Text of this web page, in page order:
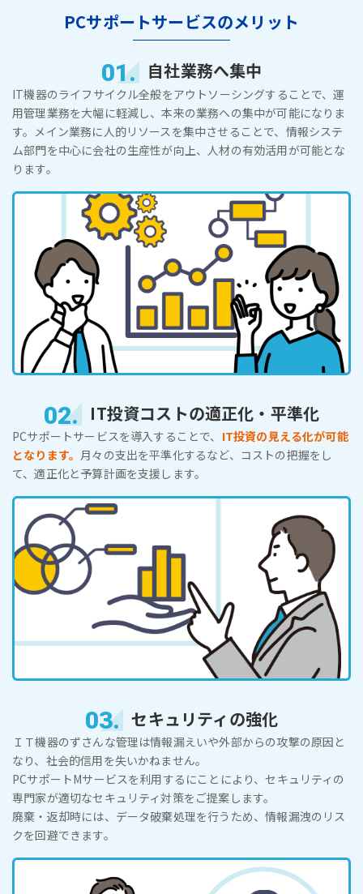
PCサポートサービスのメリット
01. 自社業務へ集中
IT機器のライフサイクル全般をアウトソーシングすることで、運
用管理業務を大幅に軽減し、本来の業務への集中が可能になりま
す。メイン業務に人的リソースを集中させることで、情報システ
ム部門を中心に会社の生産性が向上、人材の有効活用が可能とな
ります。
02. IT投資コストの適正化・平準化
PCサポートサービスを導入することで、 IT投資の見える化が可能
となります。 月々の支出を平準化するなど、コストの把握をし
て、適正化と予算計画を支援します。
03. セキュリティの強化
ＩＴ機器のずさんな管理は情報漏えいや外部からの攻撃の原因と
なり、社会的信用を失いかねません。
PCサポートMサービスを利用するにことにより、セキュリティの
専門家が適切なセキュリティ対策をご提案します。
廃棄・返却時には、データ破棄処理を行うため、情報漏洩のリス
クを回避できます。